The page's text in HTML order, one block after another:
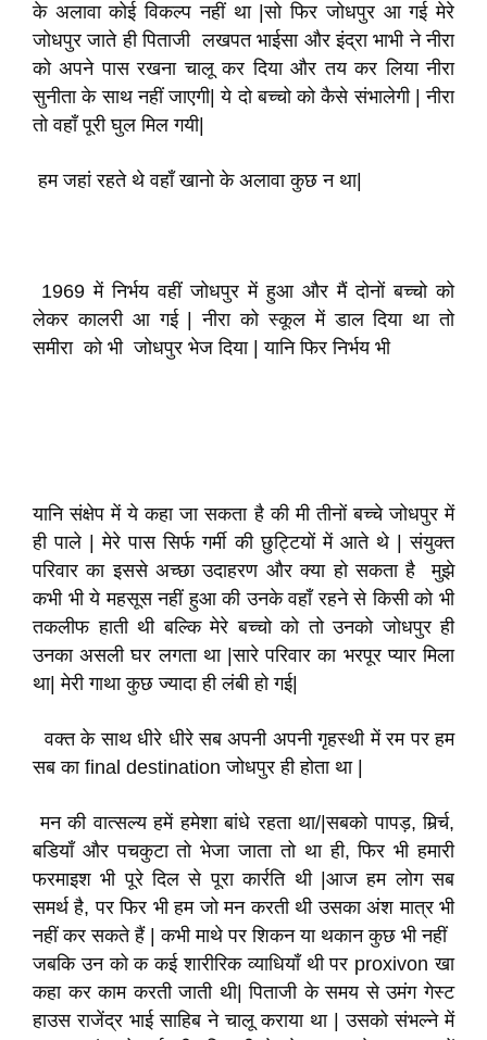
के अलावा कोई विकल्प नहीं था |सो फिर जोधपुर आ गई मेरे
जोधपुर जाते ही पिताजी लखपत भाईसा और इंद्रा भाभी ने नीरा
को अपने पास रखना चालू कर दिया और तय कर लिया नीरा
सुनीता के साथ नहीं जाएगी| ये दो बच्चो को कैसे संभालेगी | नीरा
तो वहाँ पूरी घुल मिल गयी|
हम जहां रहते थे वहाँ खानो के अलावा कुछ न था|
1969 में निर्भय वहीं जोधपुर में हुआ और मैं दोनों बच्चो को
लेकर कालरी आ गई | नीरा को स्कूल में डाल दिया था तो
समीरा को भी जोधपुर भेज दिया | यानि फिर निर्भय भी
यानि संक्षेप में ये कहा जा सकता है की मी तीनों बच्चे जोधपुर में
ही पाले | मेरे पास सिर्फ गर्मी की छुट्टियों में आते थे | संयुक्त
परिवार का इससे अच्छा उदाहरण और क्या हो सकता है मुझे
कभी भी ये महसूस नहीं हुआ की उनके वहाँ रहने से किसी को भी
तकलीफ हाती थी बल्कि मेरे बच्चो को तो उनको जोधपुर ही
उनका असली घर लगता था |सारे परिवार का भरपूर प्यार मिला
था| मेरी गाथा कुछ ज्यादा ही लंबी हो गई|
वक्त के साथ धीरे धीरे सब अपनी अपनी गृहस्थी में रम पर हम
सब का final destination जोधपुर ही होता था |
मन की वात्सल्य हमें हमेशा बांधे रहता था/|सबको पापड़, मिर्र्च,
बडियाँ और पचकुटा तो भेजा जाता तो था ही, फिर भी हमारी
फरमाइश भी पूरे दिल से पूरा कार्रति थी |आज हम लोग सब
समर्थ है, पर फिर भी हम जो मन करती थी उसका अंश मात्र भी
नहीं कर सकते हैं | कभी माथे पर शिकन या थकान कुछ भी नहीं
जबकि उन को क कई शारीरिक व्याधियाँ थी पर proxivon खा
कहा कर काम करती जाती थी| पिताजी के समय से उमंग गेस्ट
हाउस राजेंद्र भाई साहिब ने चालू कराया था | उसको संभल्ने में